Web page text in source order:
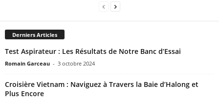
Derniers Articles
Test Aspirateur : Les Résultats de Notre Banc d’Essai
Romain Garceau - 3 octobre 2024
Croisière Vietnam : Naviguez à Travers la Baie d’Halong et
Plus Encore